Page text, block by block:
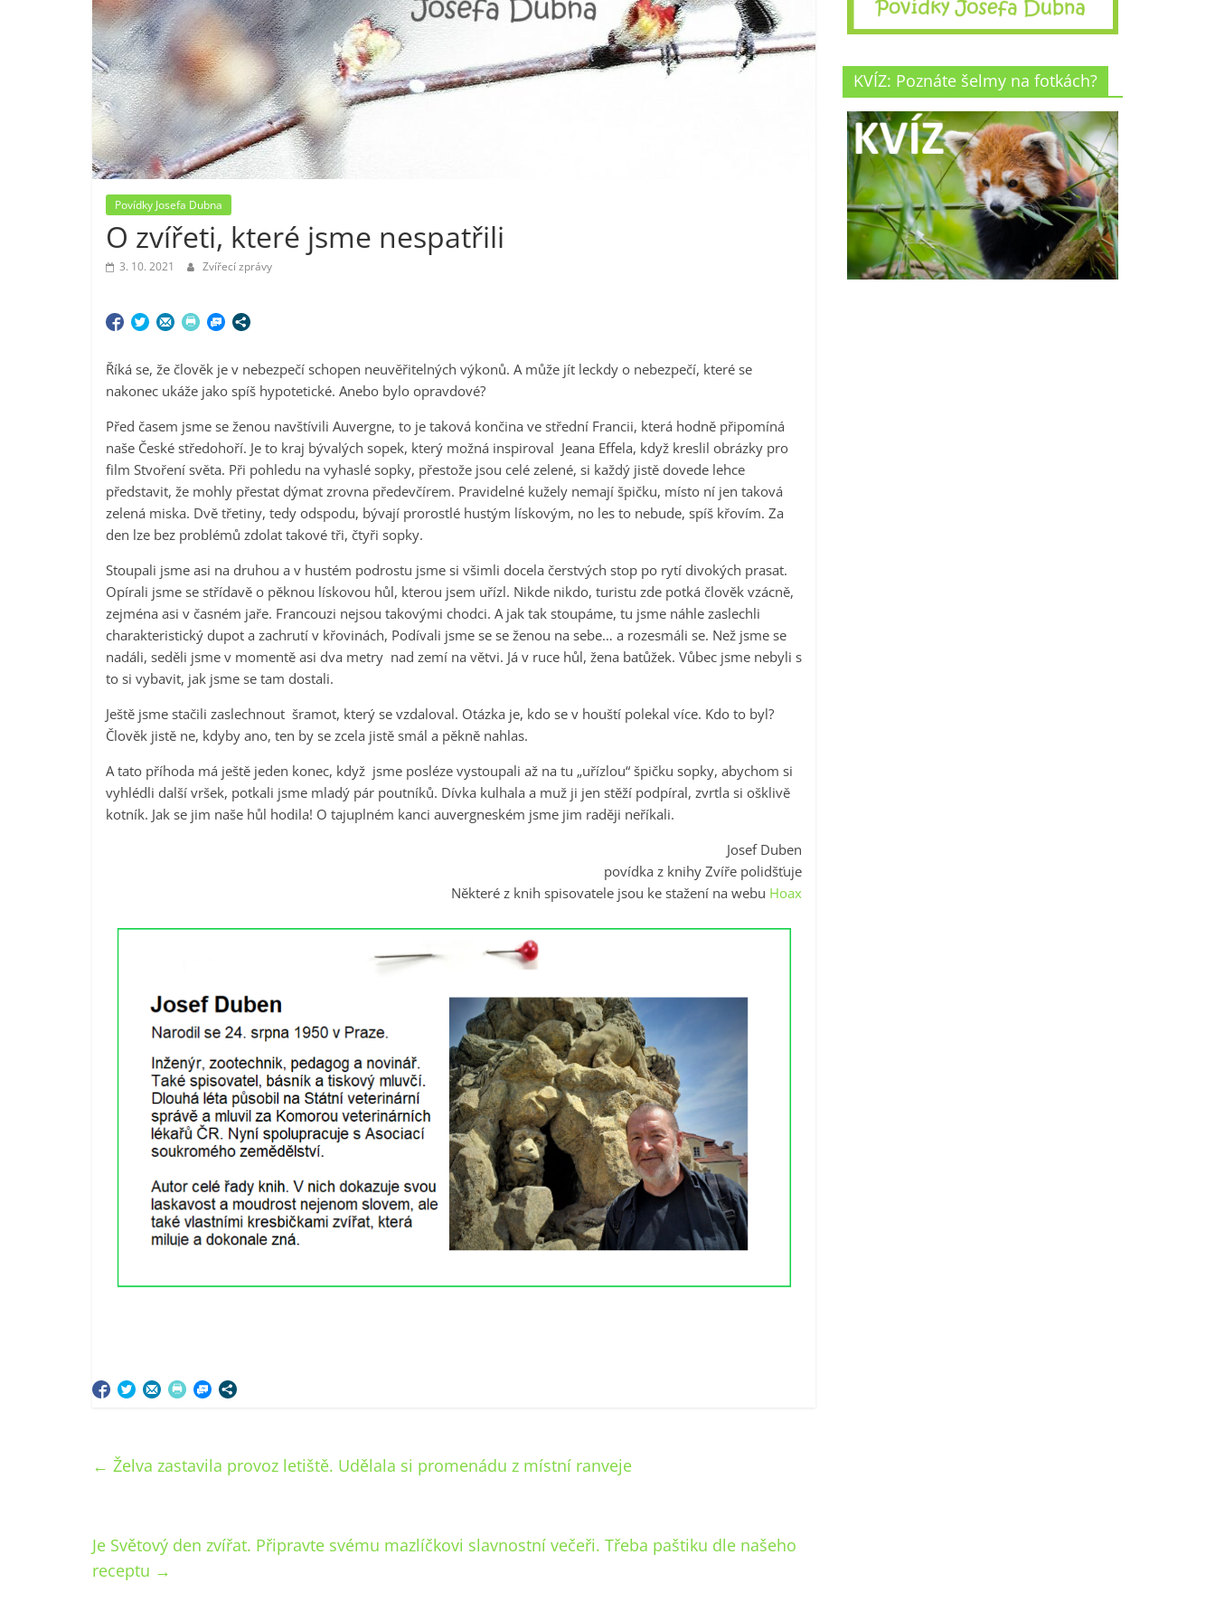
Povídky Josefa Dubna
O zvířeti, které jsme nespatřili
3. 10. 2021 Zvířecí zprávy
Říká se, že člověk je v nebezpečí schopen neuvěřitelných výkonů. A může jít leckdy o nebezpečí, které se
nakonec ukáže jako spíš hypotetické. Anebo bylo opravdové?
Před časem jsme se ženou navštívili Auvergne, to je taková končina ve střední Francii, která hodně připomíná
naše České středohoří. Je to kraj bývalých sopek, který možná inspiroval Jeana Effela, když kreslil obrázky pro
film Stvoření světa. Při pohledu na vyhaslé sopky, přestože jsou celé zelené, si každý jistě dovede lehce
představit, že mohly přestat dýmat zrovna předevčírem. Pravidelné kužely nemají špičku, místo ní jen taková
zelená miska. Dvě třetiny, tedy odspodu, bývají prorostlé hustým lískovým, no les to nebude, spíš křovím. Za
den lze bez problémů zdolat takové tři, čtyři sopky.
Stoupali jsme asi na druhou a v hustém podrostu jsme si všimli docela čerstvých stop po rytí divokých prasat.
Opírali jsme se střídavě o pěknou lískovou hůl, kterou jsem uřízl. Nikde nikdo, turistu zde potká člověk vzácně,
zejména asi v časném jaře. Francouzi nejsou takovými chodci. A jak tak stoupáme, tu jsme náhle zaslechli
charakteristický dupot a zachrutí v křovinách, Podívali jsme se se ženou na sebe… a rozesmáli se. Než jsme se
nadáli, seděli jsme v momentě asi dva metry nad zemí na větvi. Já v ruce hůl, žena batůžek. Vůbec jsme nebyli s
to si vybavit, jak jsme se tam dostali.
Ještě jsme stačili zaslechnout šramot, který se vzdaloval. Otázka je, kdo se v houští polekal více. Kdo to byl?
Člověk jistě ne, kdyby ano, ten by se zcela jistě smál a pěkně nahlas.
A tato příhoda má ještě jeden konec, když jsme posléze vystoupali až na tu „uřízlou“ špičku sopky, abychom si
vyhlédli další vršek, potkali jsme mladý pár poutníků. Dívka kulhala a muž ji jen stěží podpíral, zvrtla si ošklivě
kotník. Jak se jim naše hůl hodila! O tajuplném kanci auvergneském jsme jim raději neříkali.
Josef Duben
povídka z knihy Zvíře polidšťuje
Některé z knih spisovatele jsou ke stažení na webu Hoax
← Želva zastavila provoz letiště. Udělala si promenádu z místní ranveje
Je Světový den zvířat. Připravte svému mazlíčkovi slavnostní večeři. Třeba paštiku dle našeho
receptu →
KVÍZ: Poznáte šelmy na fotkách?